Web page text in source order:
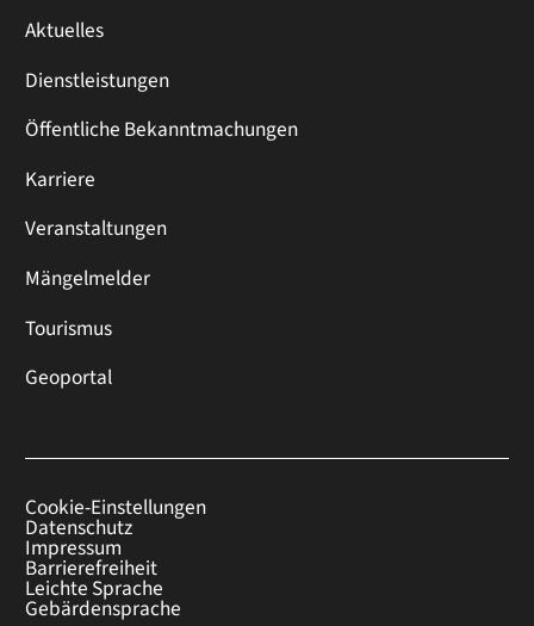
Aktuelles
Dienstleistungen
Öffentliche Bekanntmachungen
Karriere
Veranstaltungen
Mängelmelder
Tourismus
Geoportal
Cookie-Einstellungen
Datenschutz
Impressum
Barrierefreiheit
Leichte Sprache
Gebärdensprache